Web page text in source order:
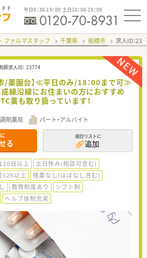
平日9：30-19：00 土日10：00-19：00
ファルマスタッフ 千葉県 船橋市 求人ID：
師求人ID： 23774
/薬園台】≪平日のみ/18：00まで可≫
線沿線にお住まいの方におすすめ
薬も取り扱っています！
調剤薬局 パート・アルバイト
る
検討リストに
追加
日以上
土日休み(相談可含む)
32h以上
残業なし(ほぼなし含む)
教育制度あり
シフト制
ヘルプ体制充実